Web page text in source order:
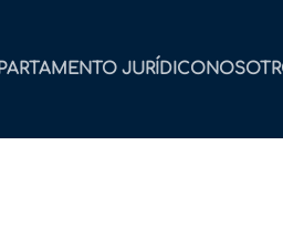
JURÍDICO